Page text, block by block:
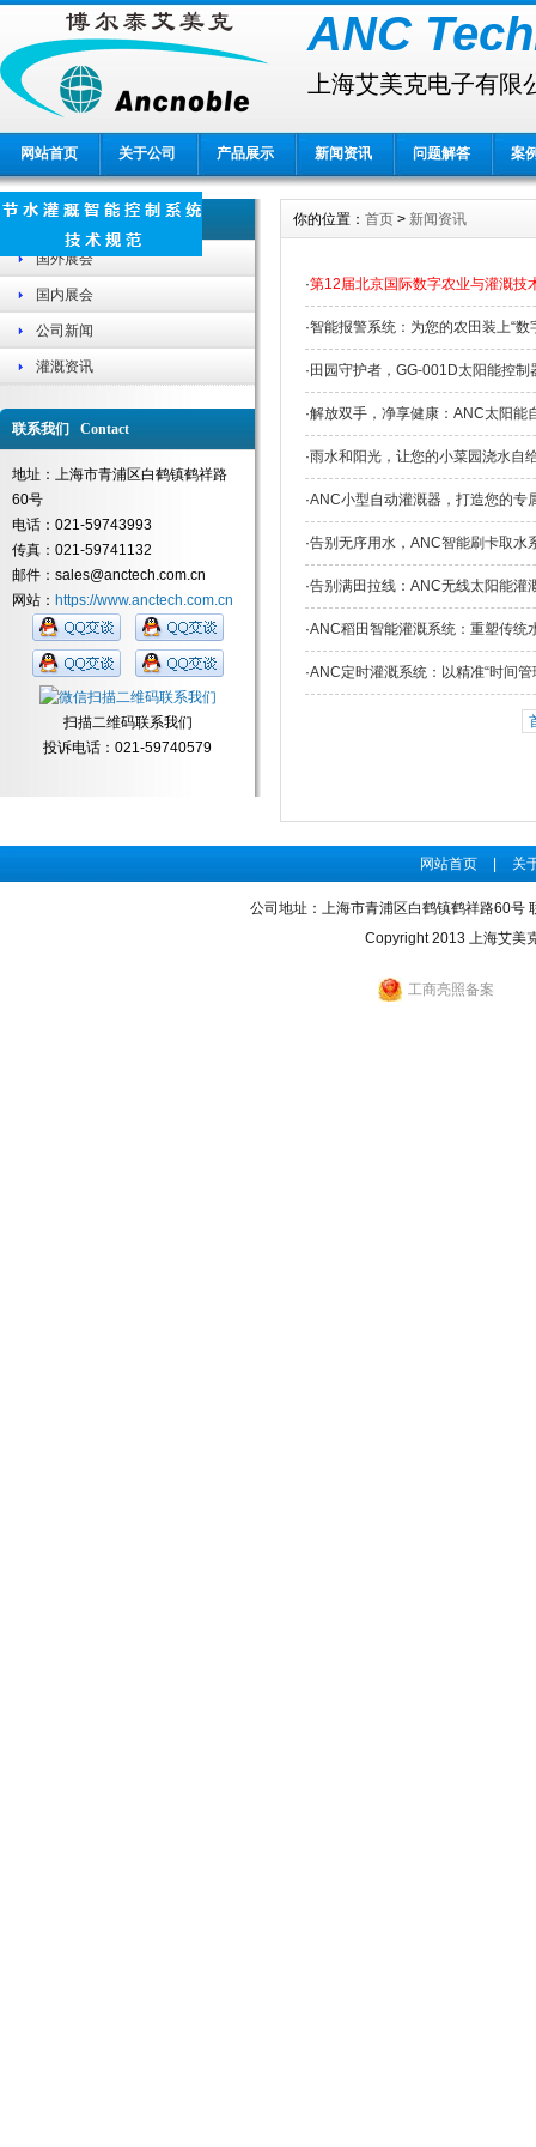
ANC
上海艾美克电子有限
网站首页 关于公司 产品展示 新闻资讯 问题解答 案
新闻资讯 News
国外展会
国内展会
公司新闻
灌溉资讯
联系我们 Contact
地址：上海市青浦区白鹤镇鹤祥路
60号
电话：021-59743993
传真：021-59741132
邮件：sales@anctech.com.cn
网站： https://www.anctech.com.cn
扫描二维码联系我们
投诉电话：021-59740579
你的位置： 首页 > 新闻资讯
·第12届北京国际数字农业与灌溉技
·智能报警系统：为您的农田装上“
· 田园守护者，GG-001D太阳能控
·解放双手，净享健康：ANC太阳能
·雨水和阳光，让您的小菜园浇水自
·ANC小型自动灌溉器，打造您的专
·告别无序用水，ANC智能刷卡取水
·告别满田拉线：ANC无线太阳能灌
·ANC稻田智能灌溉系统：重塑传统
·ANC定时灌溉系统：以精准“时间
网站首页 关
公司地址：上海市青浦区白鹤镇鹤祥路60号
Copyright 2013 上海艾美
工商亮照备案